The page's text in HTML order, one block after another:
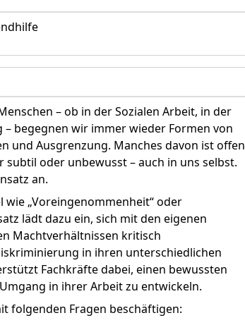
– ob in der Sozialen Arbeit, in der
begegnen wir immer wieder Formen von
und Ausgrenzung. Manches davon ist offen
subtil oder unbewusst – auch in uns selbst.
an.
wie „Voreingenommenheit“ oder
lädt dazu ein, sich mit den eigenen
Machtverhältnissen kritisch
in ihren unterschiedlichen
Fachkräfte dabei, einen bewussten
in ihrer Arbeit zu entwickeln.
folgenden Fragen beschäftigen: